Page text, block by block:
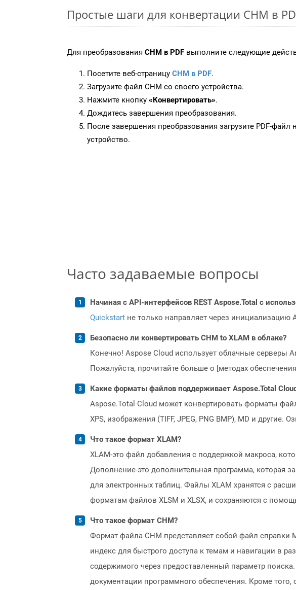
Простые шаги для конвертации CHM в
Для преобразования CHM в PDF выполните следующие
Посетите веб-страницу CHM в PDF.
Загрузите файл CHM со своего устройства.
Нажмите кнопку «Конвертировать».
Дождитесь завершения преобразования.
После завершения преобразования загрузите PDF-файл
устройство.
Часто задаваемые вопросы
Начиная с API-интерфейсов REST Aspose.Total с
Quickstart не только направляет через инициализацию
Безопасно ли конвертировать CHM to XLAM в облаке?
Конечно! Aspose Cloud использует облачные серверы
Пожалуйста, прочитайте больше о [методах
Какие форматы файлов поддерживает Aspose.Total
Aspose.Total Cloud может конвертировать форматы
XPS, изображения (TIFF, JPEG, PNG BMP), MD и другие.
Что такое формат XLAM?
XLAM-это файл добавления с поддержкой макроса,
Дополнение-это дополнительная программа, которая
для электронных таблиц. Файлы XLAM хранятся с
форматам файлов XLSM и XLSX, и сохраняются с
Что такое формат CHM?
Формат файла CHM представляет собой файл справки
индекс для быстрого доступа к темам и навигации в
содержимого через предоставленный параметр
документации программного обеспечения. Кроме того,